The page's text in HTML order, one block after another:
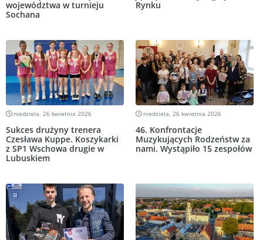
województwa w turnieju
Sochana
Rynku
niedziela, 26 kwietnia 2026
Sukces drużyny trenera
Czesława Kuppe. Koszykarki
z SP1 Wschowa drugie w
Lubuskiem
niedziela, 26 kwietnia 2026
46. Konfrontacje
Muzykujących Rodzeństw za
nami. Wystąpiło 15 zespołów